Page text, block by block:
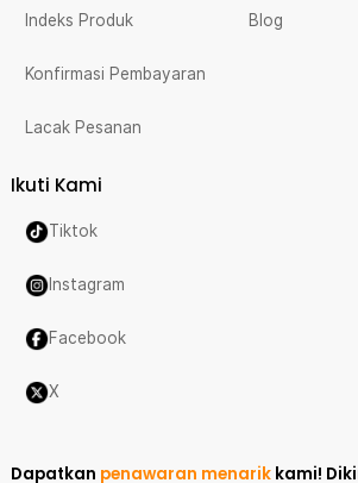
Indeks Produk
Konfirmasi Pembayaran
Lacak Pesanan
Blog
Ikuti Kami
Tiktok
Instagram
Facebook
X
Dapatkan penawaran menarik kami!